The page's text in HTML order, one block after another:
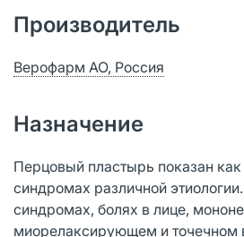
Производитель
Верофарм АО, Россия
Назначение
Перцовый пластырь показан
синдромах различной
синдромах, болях в лице,
миорелаксирующем и точечном